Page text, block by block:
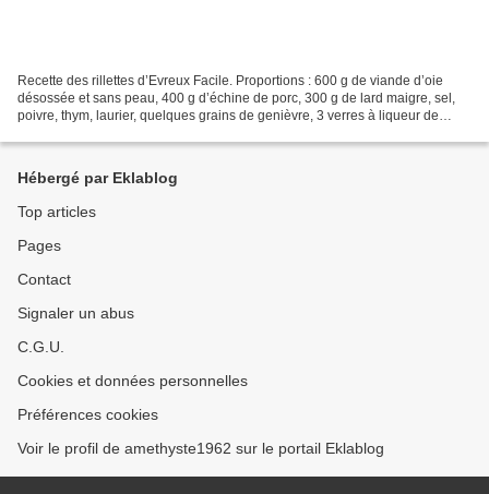
Recette des rillettes d’Evreux Facile. Proportions : 600 g de viande d’oie
désossée et sans peau, 400 g d’échine de porc, 300 g de lard maigre, sel,
poivre, thym, laurier, quelques grains de genièvre, 3 verres à liqueur de
Hébergé par Eklablog
Top articles
Pages
Contact
Signaler un abus
C.G.U.
Cookies et données personnelles
Préférences cookies
Voir le profil de amethyste1962 sur le portail Eklablog